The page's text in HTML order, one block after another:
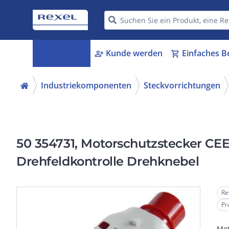
person_add Kunde werden shopping_cart Einfaches
Industriekomponenten Steckvorrichtungen
50 354731, Motorschutzstecker
Drehfeldkontrolle Drehknebel